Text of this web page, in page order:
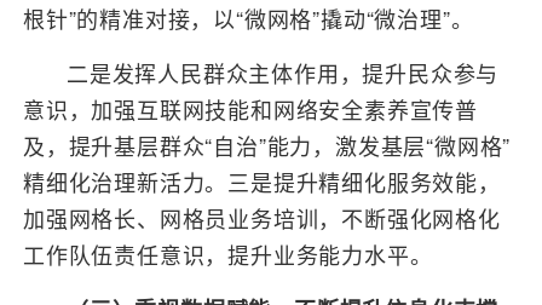
根针”的精准对接，以“微网格”撬动“微治理”。
二是发挥人民群众主体作用，提升民众参与
意识，加强互联网技能和网络安全素养宣传普
及，提升基层群众“自治”能力，激发基层“微网格”
精细化治理新活力。三是提升精细化服务效能，
加强网格长、网格员业务培训，不断强化网格化
工作队伍责任意识，提升业务能力水平。